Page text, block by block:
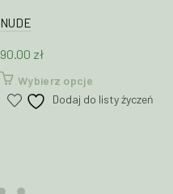
NUDE
90.00 zł
Wybierz opcjeTen
produkt
Dodaj do listy życzeń